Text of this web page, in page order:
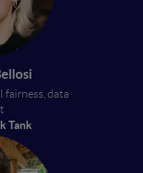
fairness, data
Tank